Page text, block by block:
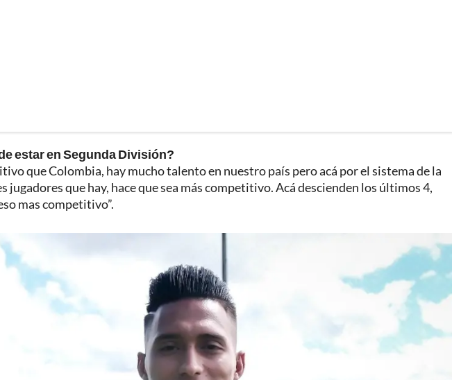
estar en Segunda División?
que Colombia, hay mucho talento en nuestro país pero acá por el sistema de la
jugadores que hay, hace que sea más competitivo. Acá descienden los últimos 4,
mas competitivo”.